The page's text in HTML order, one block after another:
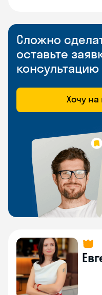
Сложно
оставьте
консультацию
Хочу